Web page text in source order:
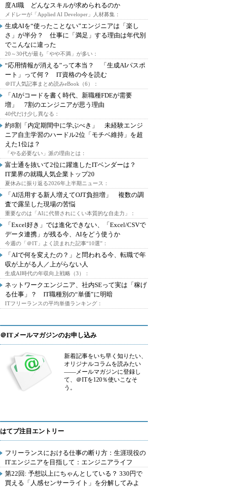
度AI職 どんなスキルが求められるのか
メドレーが「Applied AI Developer」人材募集：
生成AIを“使ったことない”エンジニアは「楽し
さ」が半分？ 仕事に「満足」する理由は年代別
でこんなに違った
20～30代が最も「やや不満」が多い：
“応用情報が消える”って本当？ 「生成AIパスポ
ート」って何？ IT資格の今を読む
＠IT人気記事まとめ読みeBook（6）：
「AIがコードを書く時代、新職種FDEが需要
増」 7割のエンジニアが思う理由
40代だけ少し異なる：
約8割「内定期間中に学ぶべき」 未経験エンジ
ニア自主学習のハードル2位「モチベ維持」を超
えた1位は？
「やる必要ない」派の理由とは：
富士通を抜いて2位に躍進したITベンダーは？
IT業界の就職人気企業トップ20
夏休みに振り返る2026年上半期ニュース：
「AI活用する新人増えてOJT負担増」 複数の調
査で露呈した現場の苦悩
重要なのは「AIに代替されにくい本質的な自走力」：
「Excel好き」では進化できない、「Excel/CSVで
データ連携」が残る今、AIをどう使うか
今週の「＠IT」よく読まれた記事“10選”：
「AIで何を変えたの？」と問われる今、転職で年
収が上がる人／上がらない人
生成AI時代の年収向上戦略（3）：
ネットワークエンジニア、社内SEって実は「稼げ
る仕事」？ IT職種別の“単価”に明暗
ITフリーランスの平均単価ランキング：
＠ITメールマガジンのお申し込み
新着記事をいち早く知りたい、
オリジナルコラムを読みたい
――メールマガジンに登録し
て、＠ITを120％使いこなそ
う。
はてブ注目エントリー
フリーランスにおける仕事の断り方：生涯現役の
ITエンジニアを目指して：エンジニアライフ
第22回: 予想以上にちゃんとしている？ 330円で
買える「人感センサーライト」を分解してみよ